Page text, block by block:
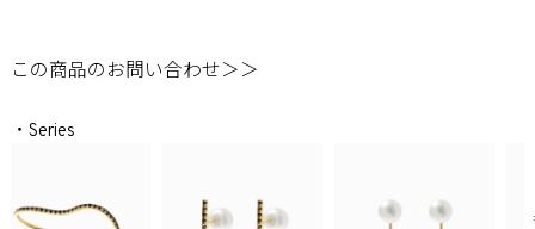
この商品のお問い合わせ＞＞
・Series